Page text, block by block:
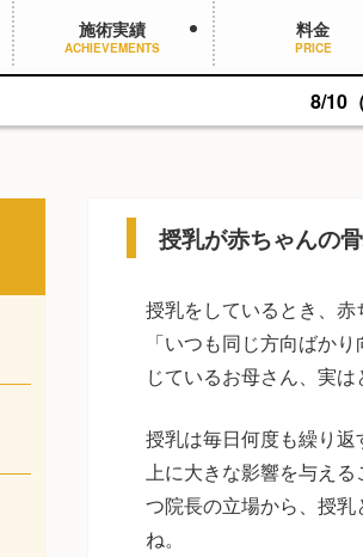
施術実績
ACHIEVEMENTS
料金
PRICE
8/10（月）10時、11
授乳が赤ちゃんの
授乳をしているとき、赤
「いつも同じ方向ばか
じているお母さん、実は
授乳は毎日何度も繰り返
上に大きな影響を与え
つ院長の立場から、授
ね。